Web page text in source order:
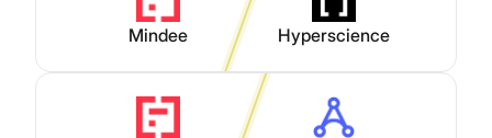
Mindee Hyperscience